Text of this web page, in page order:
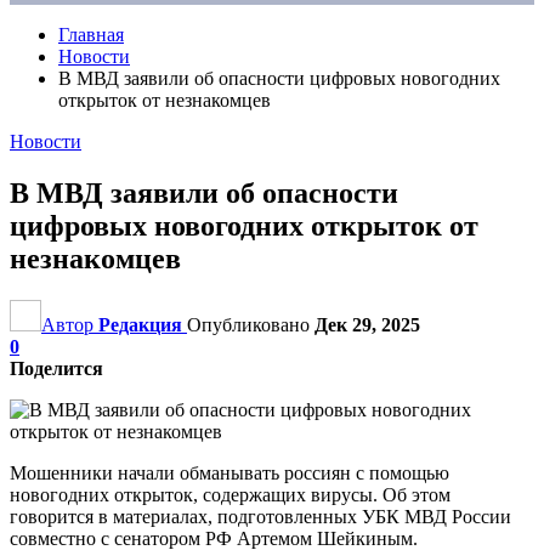
Главная
Новости
В МВД заявили об опасности цифровых новогодних
открыток от незнакомцев
Новости
В МВД заявили об опасности
цифровых новогодних открыток от
незнакомцев
Автор Редакция Опубликовано Дек 29, 2025
0
Поделится
Мошенники начали обманывать россиян с помощью
новогодних открыток, содержащих вирусы. Об этом
говорится в материалах, подготовленных УБК МВД России
совместно с сенатором РФ Артемом Шейкиным.